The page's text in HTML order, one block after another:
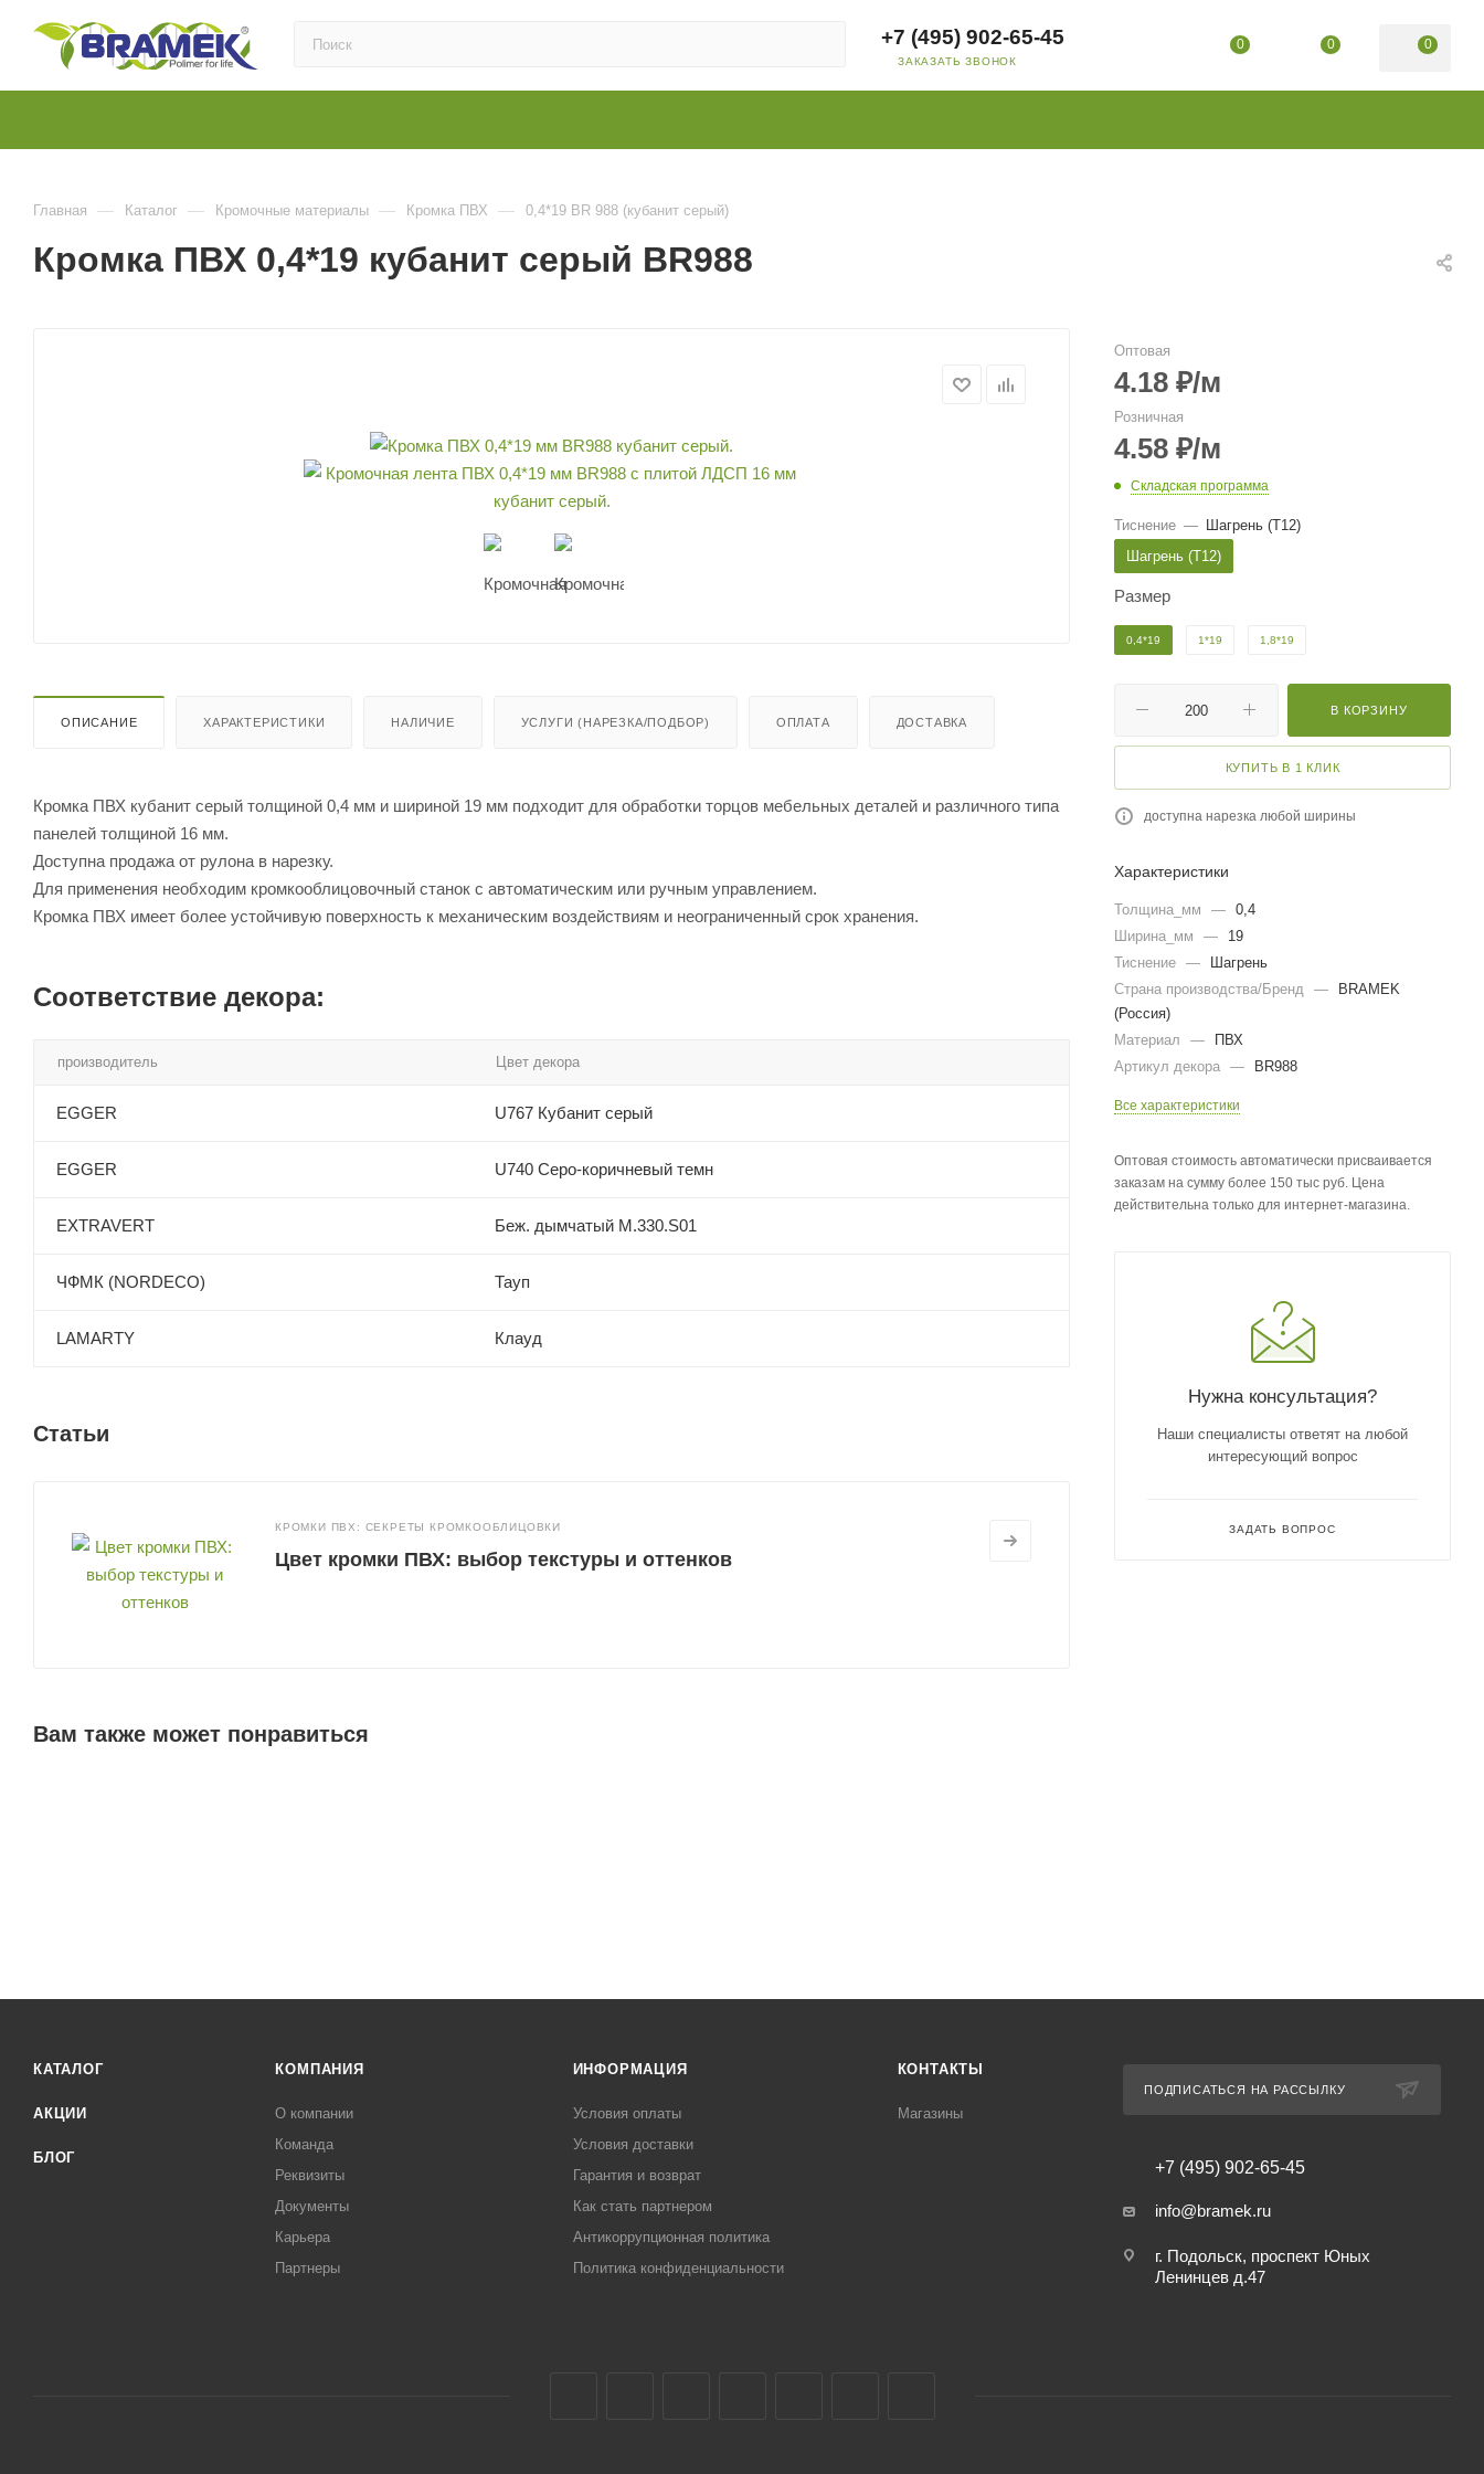
+7 (495) 902-65-45
ЗАКАЗАТЬ ЗВОНОК
0 0 0
Главная — Каталог — Кромочные материалы — Кромка ПВХ — 0,4*19 BR 988 (кубанит серый)
Кромка ПВХ 0,4*19 кубанит серый BR988
ОПИСАНИЕ ХАРАКТЕРИСТИКИ НАЛИЧИЕ УСЛУГИ (НАРЕЗКА/ПОДБОР) ОПЛАТА ДОСТАВКА
Кромка ПВХ кубанит серый толщиной 0,4 мм и шириной 19 мм подходит для обработки торцов мебельных деталей и различного типа
панелей толщиной 16 мм.
Доступна продажа от рулона в нарезку.
Для применения необходим кромкооблицовочный станок с автоматическим или ручным управлением.
Кромка ПВХ имеет более устойчивую поверхность к механическим воздействиям и неограниченный срок хранения.
Соответствие декора:
производитель Цвет декора
EGGER U767 Кубанит серый
EGGER U740 Серо-коричневый темн
EXTRAVERT Беж. дымчатый М.330.S01
ЧФМК (NORDECO) Тауп
LAMARTY Клауд
Статьи
КРОМКИ ПВХ: СЕКРЕТЫ КРОМКООБЛИЦОВКИ
Цвет кромки ПВХ: выбор текстуры и оттенков
Вам также может понравиться
Оптовая
4.18 ₽/м
Розничная
4.58 ₽/м
Складская программа
Тиснение — Шагрень (T12)
Шагрень (T12)
Размер
0,4*19 1*19 1,8*19
В КОРЗИНУ
КУПИТЬ В 1 КЛИК
доступна нарезка любой ширины
Характеристики
Толщина_мм — 0,4
Ширина_мм
—
19
Тиснение —
Шагрень
Страна производства/Бренд
—
BRAMEK
(Россия)
Материал
—
ПВХ
Артикул декора — BR988
Все характеристики
Оптовая стоимость автоматически присваивается
заказам на сумму более 150 тыс руб. Цена
действительна только для интернет-магазина.
Нужна консультация?
Наши специалисты ответят на любой
интересующий вопрос
ЗАДАТЬ ВОПРОС
КАТАЛОГ
АКЦИИ
БЛОГ
КОМПАНИЯ
О компании
Команда
Реквизиты
Документы
Карьера
Партнеры
ИНФОРМАЦИЯ
Условия оплаты
Условия доставки
Гарантия и возврат
Как стать партнером
Антикоррупционная политика
Политика конфиденциальности
КОНТАКТЫ
Магазины
ПОДПИСАТЬСЯ НА РАССЫЛКУ
+7 (495) 902-65-45
info@bramek.ru
г. Подольск, проспект Юных
Ленинцев д.47